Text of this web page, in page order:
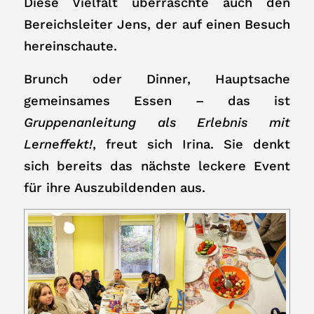
Bereichsleiter Jens, der auf einen Besuch
hereinschaute.
Brunch oder Dinner, Hauptsache
gemeinsames Essen – das ist
Gruppenanleitung als Erlebnis mit
Lerneffekt!, freut sich Irina. Sie denkt
sich bereits das nächste leckere Event
für ihre Auszubildenden aus.